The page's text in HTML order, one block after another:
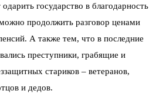
государство в благодарность
продолжить разговор ценами
А также тем, что в последние
преступники, грабящие и
стариков – ветеранов,
и дедов.